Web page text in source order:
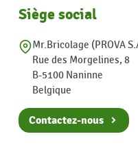
Siège social
Mr.Bricolage (PROVA
Rue des Morgelines, 8
B-5100 Naninne
Belgique
Contactez-nous